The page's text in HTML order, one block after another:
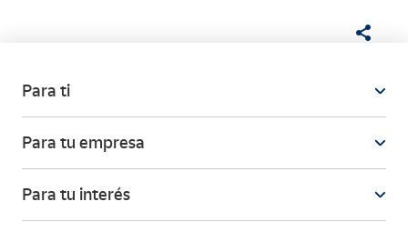
Para ti
Para tu empresa
Para tu interés